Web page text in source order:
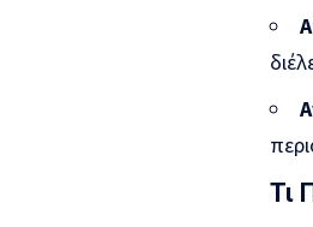
Τι